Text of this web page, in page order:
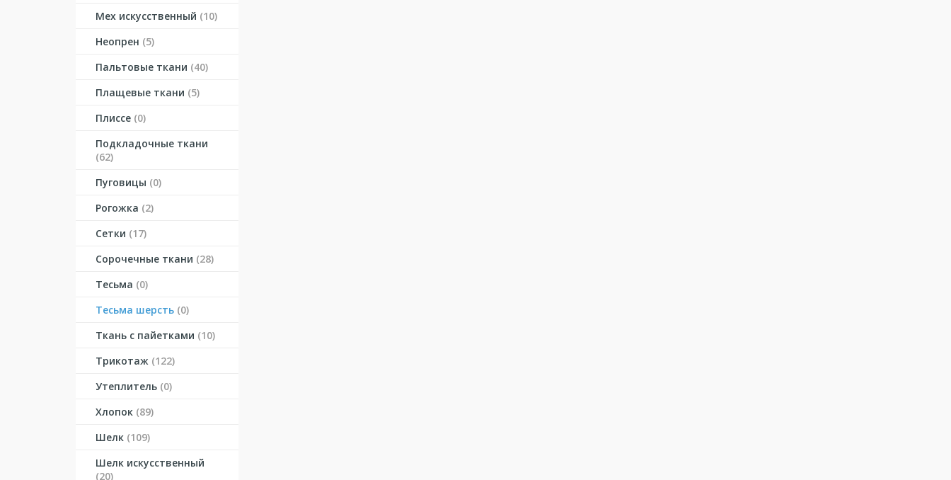
Мех искусственный (10)
Неопрен (5)
Пальтовые ткани (40)
Плащевые ткани (5)
Плиссе (0)
Подкладочные ткани
(62)
Пуговицы (0)
Рогожка (2)
Сетки (17)
Сорочечные ткани (28)
Тесьма (0)
Тесьма шерсть (0)
Ткань с пайетками (10)
Трикотаж (122)
Утеплитель (0)
Хлопок (89)
Шелк (109)
Шелк искусственный
(20)